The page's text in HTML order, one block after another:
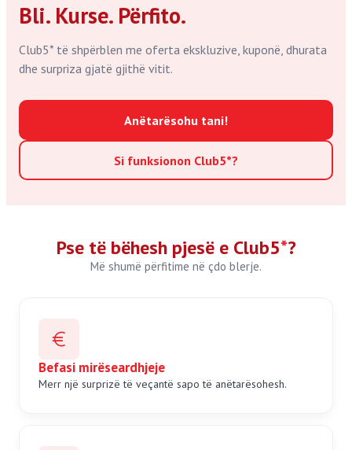
Bli. Kurse. Përfito.
Club5* të shpërblen me oferta ekskluzive, kuponë, dhurata
dhe surpriza gjatë gjithë vitit.
Anëtarësohu tani!
Si funksionon Club5*?
Pse të bëhesh pjesë e Club5*?
Më shumë përfitime në çdo blerje.
Befasi mirëseardhjeje
Merr një surprizë të veçantë sapo të anëtarësohesh.